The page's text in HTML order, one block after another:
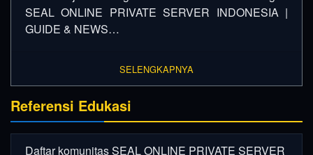
SEAL ONLINE PRIVATE SERVER INDONESIA |
GUIDE & NEWS…
SELENGKAPNYA
Referensi Edukasi
Daftar komunitas SEAL ONLINE PRIVATE SERVER